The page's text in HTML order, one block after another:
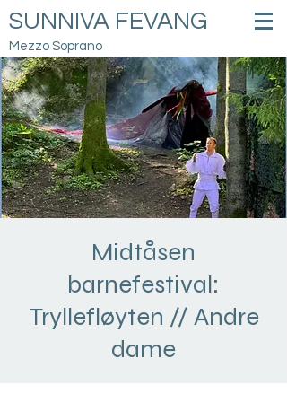
SUNNIVA FEVANG
Mezzo Soprano
Midtåsen
barnefestival:
Tryllefløyten // Andre
dame